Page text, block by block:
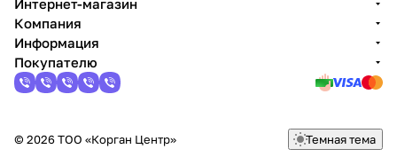
Интернет-магазин
Компания
Информация
Покупателю
© 2026 ТОО «Корган Центр» Темная тема